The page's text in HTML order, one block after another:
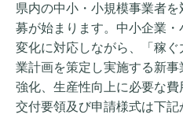
県内の中小・小規模事業者
募が始まります。中小企業
変化に対応しながら、「稼
業計画を策定し実施する新
強化、生産性向上に必要な費
交付要領及び申請様式は下